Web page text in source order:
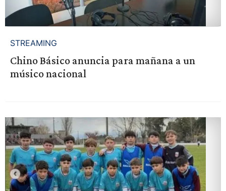
STREAMING
Chino Básico anuncia para mañana a un
músico nacional